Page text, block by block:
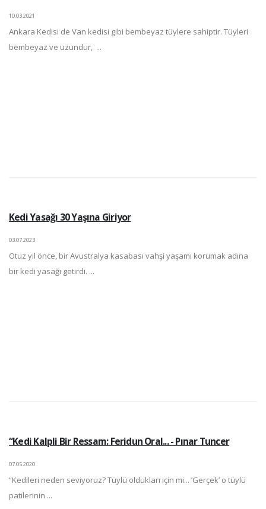
10.03.2021
Ankara Kedisi de Van kedisi gibi bembeyaz tüylere sahiptir. Tüyleri
bembeyaz ve uzundur, ...
Kedi Yasağı 30 Yaşına Giriyor
03.07.2023
Otuz yıl önce, bir Avustralya kasabası vahşi yaşamı korumak adına
bir kedi yasağı getirdi. ...
“Kedi Kalpli Bir Ressam: Feridun Oral... - Pınar Tuncer
07.05.2020
“Kedileri neden seviyoruz? Tüylü oldukları için mi... ’Gerçek’ o tüylü
patilerinin ...